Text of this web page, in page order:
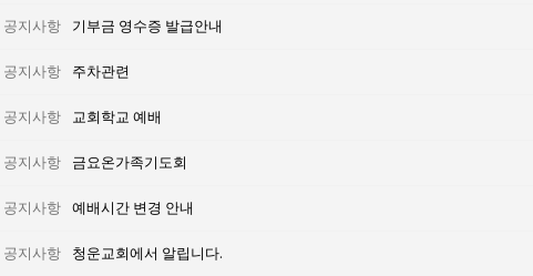
공지사항 기부금 영수증 발급안내
공지사항 주차관련
공지사항 교회학교 예배
공지사항 금요온가족기도회
공지사항 예배시간 변경 안내
공지사항 청운교회에서 알립니다.